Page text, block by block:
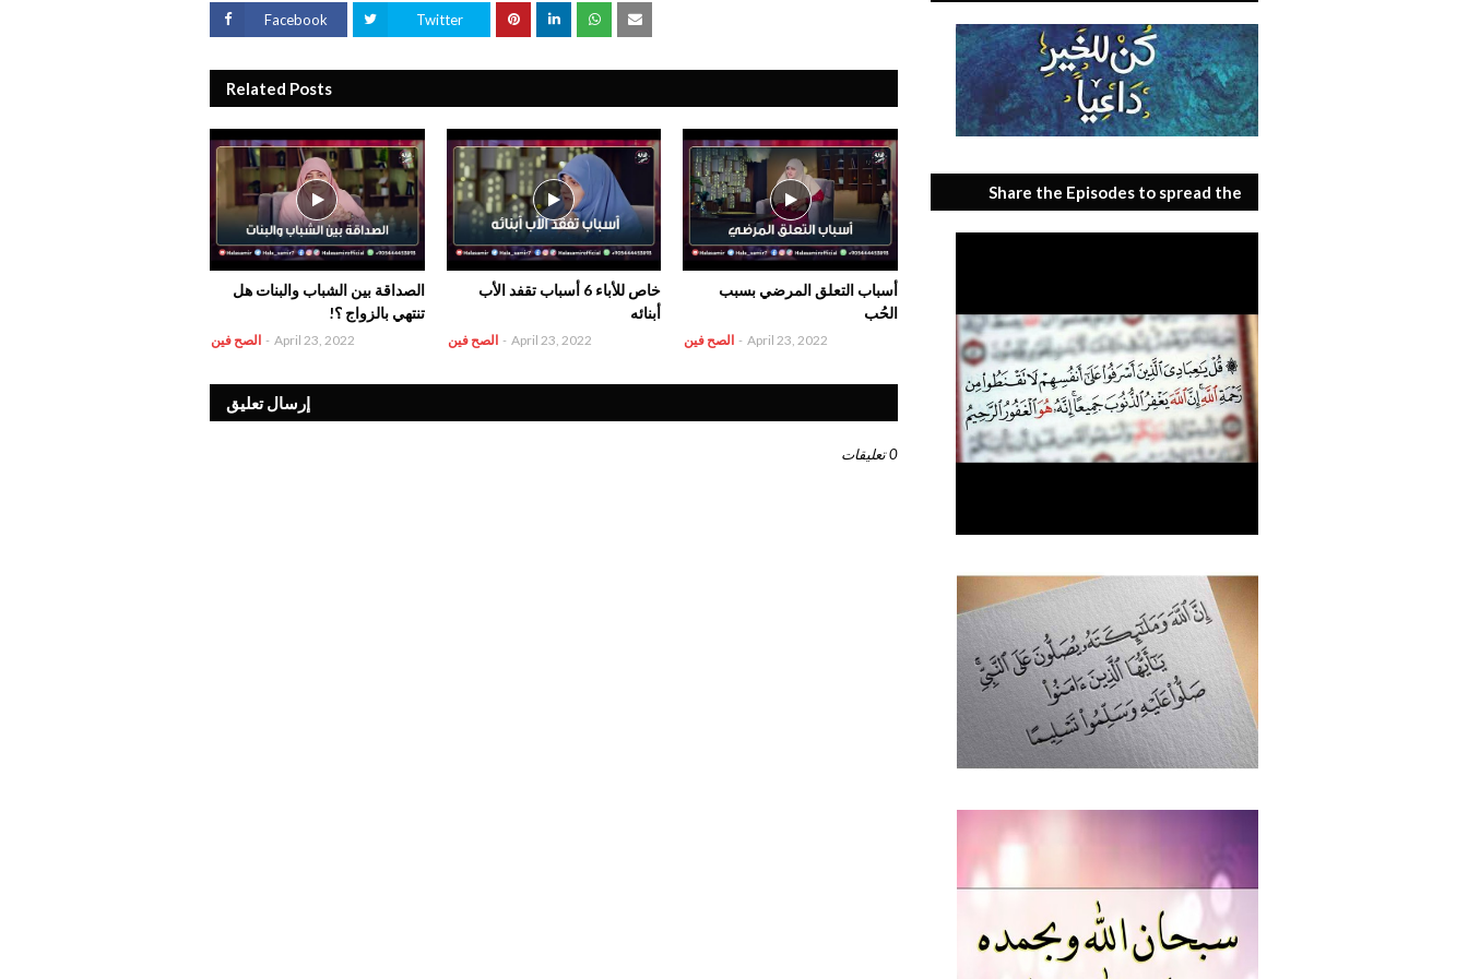
Facebook Twitter
Related Posts
الصداقة بين الشباب والبنات هل
تنتهي بالزواج ؟!
الصح فين - April 23, 2022
خاص للأباء 6 أسباب تقفد الأب
أبنائه
الصح فين - April 23, 2022
أسباب التعلق المرضي بسبب
الحُب
الصح فين - April 23, 2022
إرسال تعليق
0 تعليقات
Share the Episodes to spread the
benefit